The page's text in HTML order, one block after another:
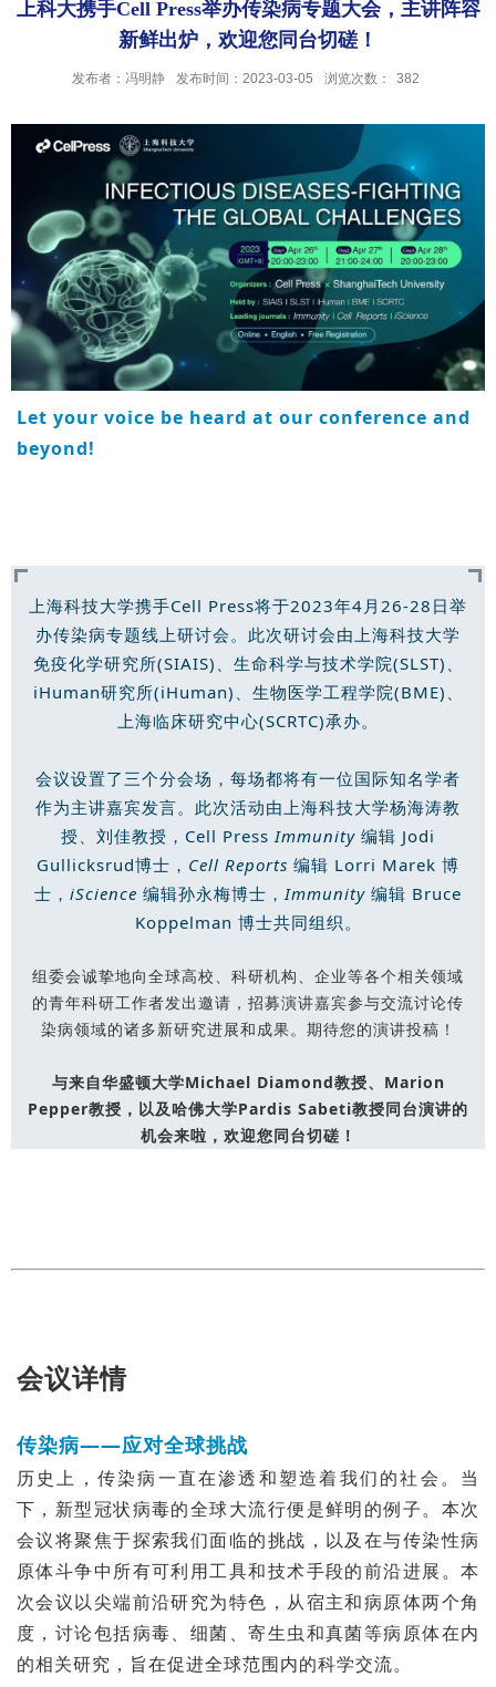
上科大携手Cell Press举办传染病专题大会，主讲阵容
新鲜出炉，欢迎您同台切磋！
发布者：冯明静 发布时间：2023-03-05 浏览次数： 382
Let your voice be heard at our conference and
beyond!
上海科技大学携手Cell Press将于2023年4月26-28日举
办传染病专题线上研讨会。此次研讨会由上海科技大学
免疫化学研究所(SIAIS)、生命科学与技术学院(SLST)、
iHuman研究所(iHuman)、生物医学工程学院(BME)、
上海临床研究中心(SCRTC)承办。
会议设置了三个分会场，每场都将有一位国际知名学者
作为主讲嘉宾发言。此次活动由上海科技大学杨海涛教
授、刘佳教授，Cell PressImmunity 编辑 Jodi
Gullicksrud博士， Cell Reports 编辑 Lorri Marek 博
士， iScience 编辑孙永梅博士，Immunity 编辑 Bruce
Koppelman 博士共同组织。
组委会诚挚地向全球高校、科研机构、企业等各个相关领域
的青年科研工作者发出邀请，招募演讲嘉宾参与交流讨论传
染病领域的诸多新研究进展和成果。期待您的演讲投稿！
与来自华盛顿大学Michael Diamond教授、Marion
Pepper教授，以及哈佛大学Pardis Sabeti教授同台演讲的
机会来啦，欢迎您同台切磋！
会议详情
传染病——应对全球挑战
历史上，传染病一直在渗透和塑造着我们的社会。当
下，新型冠状病毒的全球大流行便是鲜明的例子。本次
会议将聚焦于探索我们面临的挑战，以及在与传染性病
原体斗争中所有可利用工具和技术手段的前沿进展。本
次会议以尖端前沿研究为特色，从宿主和病原体两个角
度，讨论包括病毒、细菌、寄生虫和真菌等病原体在内
的相关研究，旨在促进全球范围内的科学交流。